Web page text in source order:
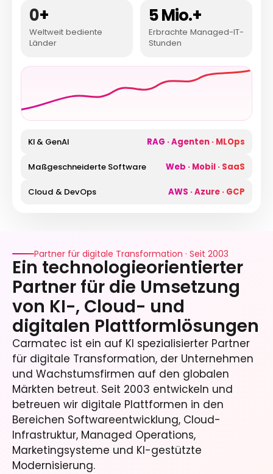
0+
Weltweit bediente
Länder
5 Mio.+
Erbrachte Managed-IT-
Stunden
KI & GenAI RAG · Agenten · MLOps
Maßgeschneiderte Software Web · Mobil · SaaS
Cloud & DevOps AWS · Azure · GCP
Partner für digitale Transformation · Seit 2003
Ein technologieorientierter
Partner für die Umsetzung
von KI-, Cloud- und
digitalen Plattformlösungen
Carmatec ist ein auf KI spezialisierter Partner
für digitale Transformation, der Unternehmen
und Wachstumsfirmen auf den globalen
Märkten betreut. Seit 2003 entwickeln und
betreuen wir digitale Plattformen in den
Bereichen Softwareentwicklung, Cloud-
Infrastruktur, Managed Operations,
Marketingsysteme und KI-gestützte
Modernisierung.